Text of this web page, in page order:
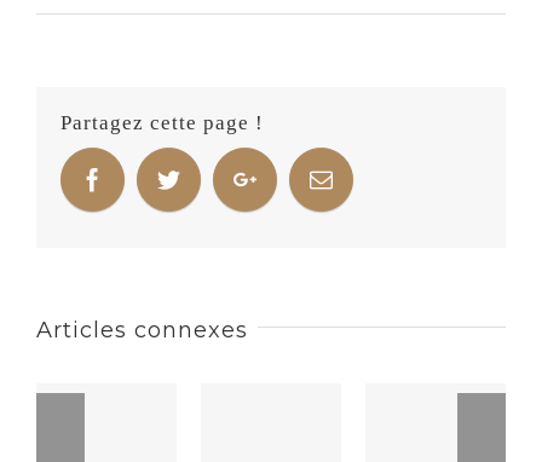
Partagez cette page !
Articles connexes